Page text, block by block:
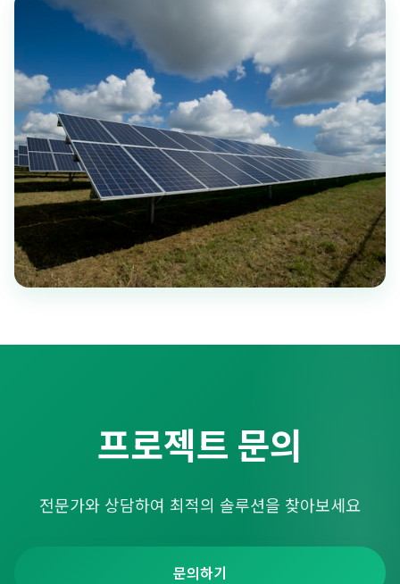
프로젝트 문의
전문가와 상담하여 최적의 솔루션을 찾아보세요
문의하기